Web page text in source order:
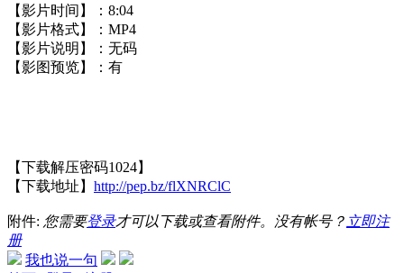
【影片时间】：8:04
【影片格式】：MP4
【影片说明】：无码
【影图预览】：有
【下载解压密码1024】
【下载地址】 http://pep.bz/flXNRClC
附件: 您需要登录才可以下载或查看附件。没有帐号？ 立即注
册
我也说一句